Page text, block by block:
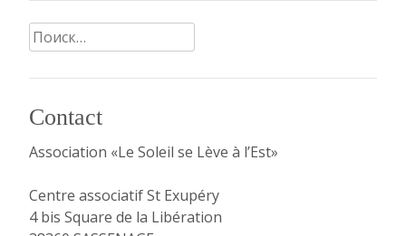
Найти:
Contact
Association «Le Soleil se Lève à l’Est»
Centre associatif St Exupéry
4 bis Square de la Libération